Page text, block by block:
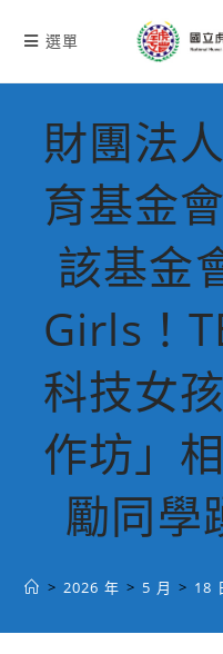
選單
財團法
育基金
該基金
Girls！
科技女
作坊」
勵同學
> 2026 年 > 5 月 > 18